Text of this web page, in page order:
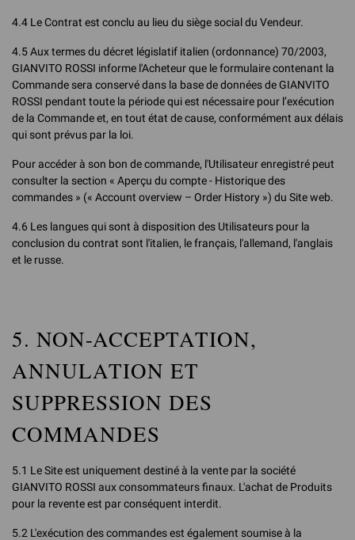
4.4 Le Contrat est conclu au lieu du siège social du Vendeur.
4.5 Aux termes du décret législatif italien (ordonnance) 70/2003,
GIANVITO ROSSI informe l'Acheteur que le formulaire contenant la
Commande sera conservé dans la base de données de GIANVITO
ROSSI pendant toute la période qui est nécessaire pour l’exécution
de la Commande et, en tout état de cause, conformément aux délais
qui sont prévus par la loi.
Pour accéder à son bon de commande, l'Utilisateur enregistré peut
consulter la section « Aperçu du compte - Historique des
commandes » (« Account overview – Order History ») du Site web.
4.6 Les langues qui sont à disposition des Utilisateurs pour la
conclusion du contrat sont l'italien, le français, l'allemand, l'anglais
et le russe.
5. NON-ACCEPTATION,
ANNULATION ET
SUPPRESSION DES
COMMANDES
5.1 Le Site est uniquement destiné à la vente par la société
GIANVITO ROSSI aux consommateurs finaux. L'achat de Produits
pour la revente est par conséquent interdit.
5.2 L'exécution des commandes est également soumise à la